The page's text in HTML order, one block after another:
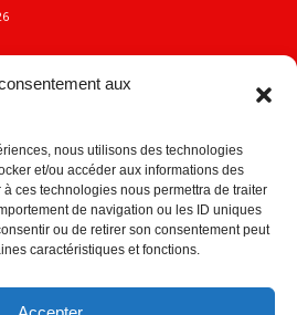
aux
nous utilisons des technologies
et/ou accéder aux informations des
ces technologies nous permettra de traiter
de navigation ou les ID uniques
ou de retirer son consentement peut
caractéristiques et fonctions.
2091
1840
859